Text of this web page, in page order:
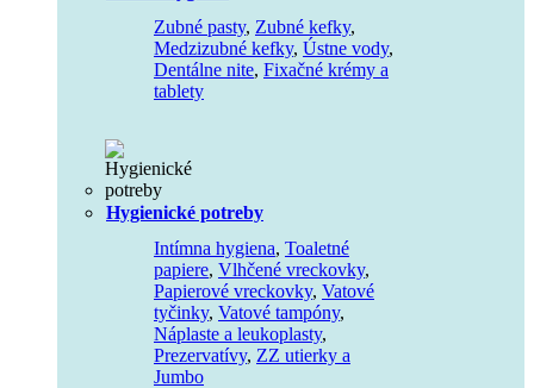
Zubné pasty, Zubné kefky,
Medzizubné kefky, Ústne vody,
Dentálne nite, Fixačné krémy a
tablety
Hygienické potreby
Intímna hygiena, Toaletné
papiere, Vlhčené vreckovky,
Papierové vreckovky, Vatové
tyčinky, Vatové tampóny,
Náplaste a leukoplasty,
Prezervatívy, ZZ utierky a
Jumbo